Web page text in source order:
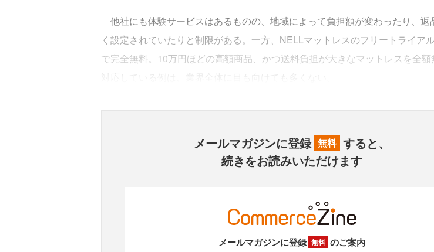
他社にも体験サービスはあるものの、地域によって負担額が変わったり、返
く設定されていたりと制限がある。一方、NELLマットレスのフリートライア
で完全無料。10万円ほどの高額商品、かつ送料負担が大きなマットレスを全額
メールマガジンに登録 無料 すると、
続きをお読みいただけます
メールマガジンに登録 無料 のご案内